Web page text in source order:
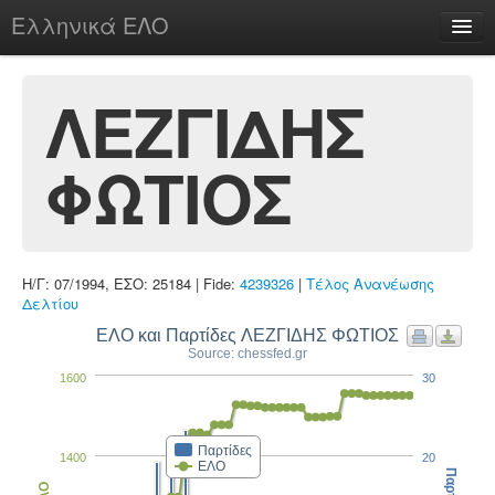
Ελληνικά ΕΛΟ
chesstu.be @ discord
Login
ΛΕΖΓΙΔΗΣ
ΦΩΤΙΟΣ
Η/Γ: 07/1994, ΕΣΟ: 25184 | Fide: 4239326 | Τέλος Ανανέωσης
Δελτίου
ΕΛΟ και Παρτίδες ΛΕΖΓΙΔΗΣ ΦΩΤΙΟΣ
Source: chessfed.gr
Παρτίδες
ΕΛΟ
1400
1600
20
30